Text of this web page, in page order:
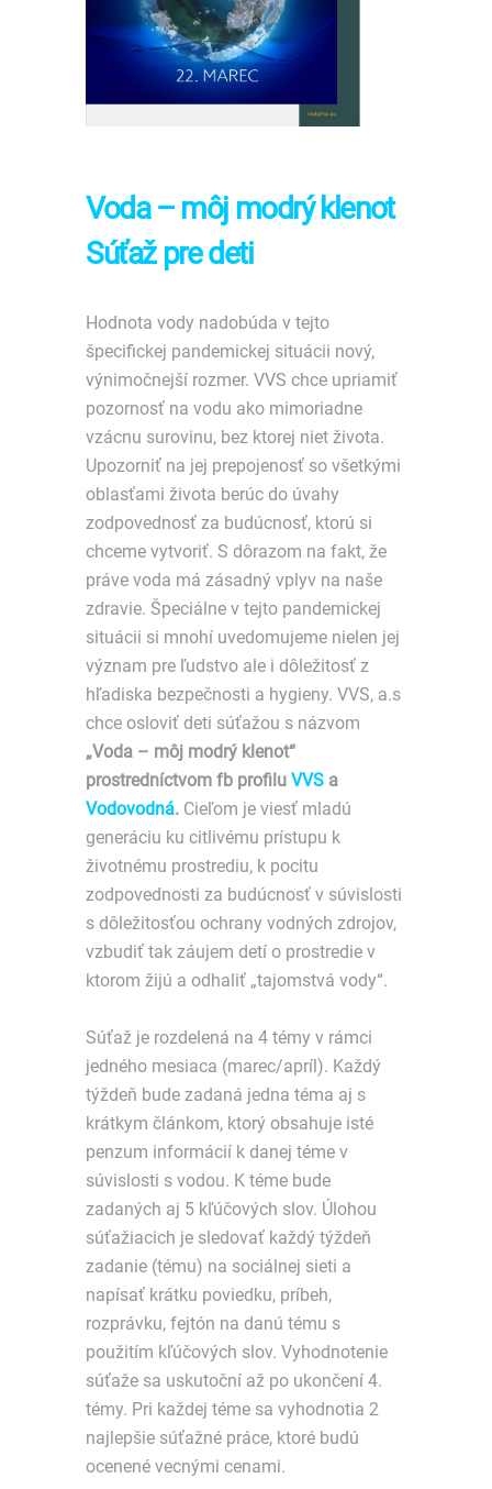
Voda – môj modrý klenot
Súťaž pre deti
Hodnota vody nadobúda v tejto
špecifickej pandemickej situácii nový,
výnimočnejší rozmer. VVS chce upriamiť
pozornosť na vodu ako mimoriadne
vzácnu surovinu, bez ktorej niet života.
Upozorniť na jej prepojenosť so všetkými
oblasťami života berúc do úvahy
zodpovednosť za budúcnosť, ktorú si
chceme vytvoriť. S dôrazom na fakt, že
práve voda má zásadný vplyv na naše
zdravie. Špeciálne v tejto pandemickej
situácii si mnohí uvedomujeme nielen jej
význam pre ľudstvo ale i dôležitosť z
hľadiska bezpečnosti a hygieny. VVS, a.s
chce osloviť deti súťažou s názvom
„Voda – môj modrý klenot“
prostredníctvom fb profilu VVS a
Vodovodná. Cieľom je viesť mladú
generáciu ku citlivému prístupu k
životnému prostrediu, k pocitu
zodpovednosti za budúcnosť v súvislosti
s dôležitosťou ochrany vodných zdrojov,
vzbudiť tak záujem detí o prostredie v
ktorom žijú a odhaliť „tajomstvá vody“.
Súťaž je rozdelená na 4 témy v rámci
jedného mesiaca (marec/apríl). Každý
týždeň bude zadaná jedna téma aj s
krátkym článkom, ktorý obsahuje isté
penzum informácií k danej téme v
súvislosti s vodou. K téme bude
zadaných aj 5 kľúčových slov. Úlohou
súťažiacich je sledovať každý týždeň
zadanie (tému) na sociálnej sieti a
napísať krátku poviedku, príbeh,
rozprávku, fejtón na danú tému s
použitím kľúčových slov. Vyhodnotenie
súťaže sa uskutoční až po ukončení 4.
témy. Pri každej téme sa vyhodnotia 2
najlepšie súťažné práce, ktoré budú
ocenené vecnými cenami.